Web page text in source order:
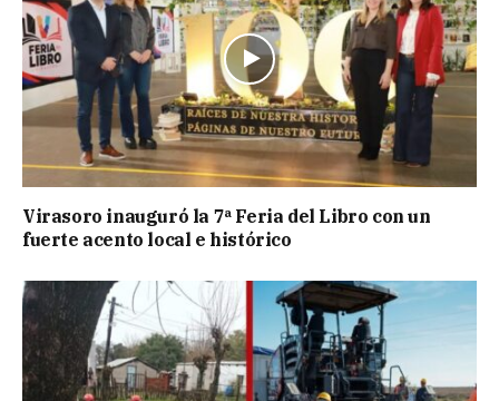
Virasoro inauguró la 7ª Feria del Libro con un
fuerte acento local e histórico